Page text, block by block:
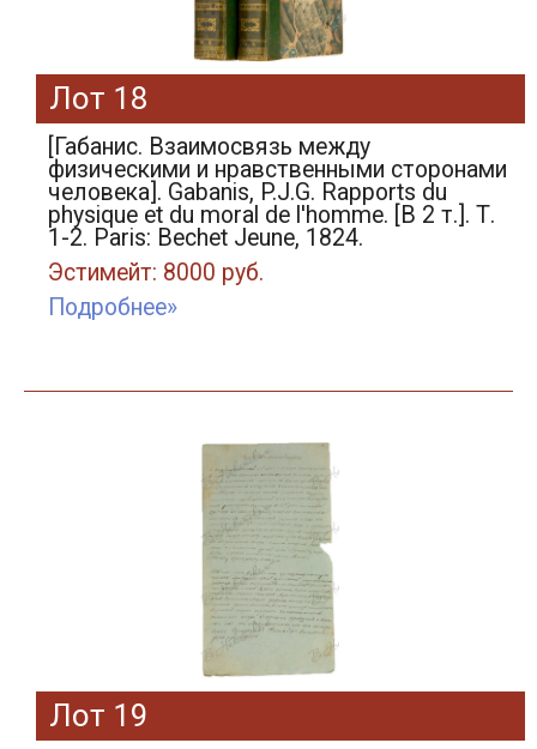
Лот 18
[Габанис. Взаимосвязь между
физическими и нравственными сторонами
человека]. Gabanis, P.J.G. Rapports du
physique et du moral de l'homme. [В 2 т.]. Т.
1-2. Paris: Bechet Jeune, 1824.
Эстимейт: 8000 руб.
Подробнее»
Лот 19